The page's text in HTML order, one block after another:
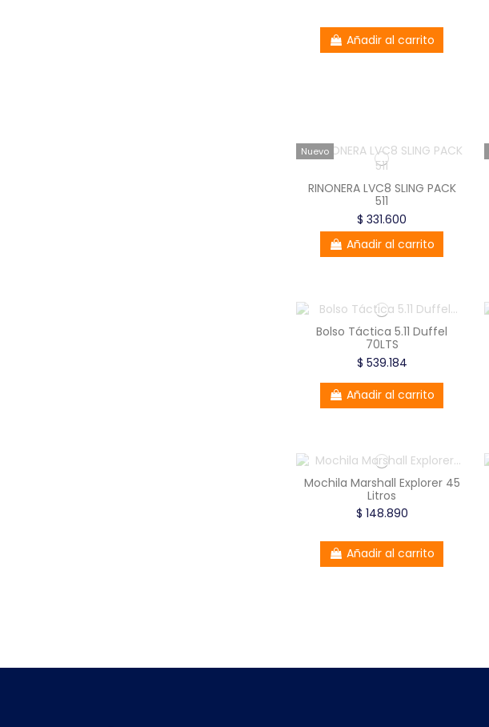
Añadir al carrito
Nuevo
RINONERA LVC8 SLING PACK
511
$ 331.600
Añadir al carrito
Bolso Táctica 5.11 Duffel
70LTS
$ 539.184
Añadir al carrito
Mochila Marshall Explorer 45
Litros
$ 148.890
Añadir al carrito